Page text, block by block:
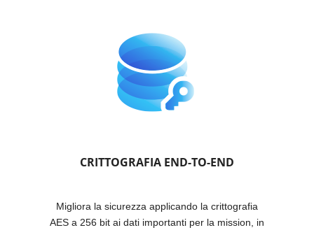
CRITTOGRAFIA END-TO-END
Migliora la sicurezza applicando la crittografia
AES a 256 bit ai dati importanti per la mission, in